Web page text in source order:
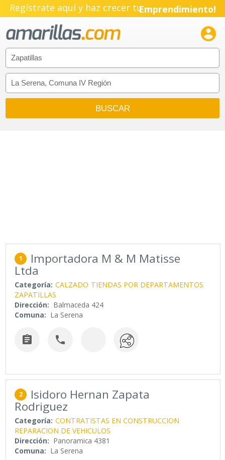
Regístrate aquí y haz crecer tuEmprendimiento!

1 Importadora M & M Matisse
Ltda
Categoría: CALZADO TIENDAS POR DEPARTAMENTOS
ZAPATILLAS
Dirección: Balmaceda 424
Comuna: La Serena
 
2 Isidoro Hernan Zapata
Rodriguez
Categoría: CONTRATISTAS EN CONSTRUCCION
REPARACION DE VEHICULOS
Dirección: Panoramica 4381
Comuna: La Serena